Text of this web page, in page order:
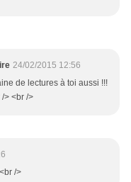
24/02/2015 12:56
de lectures à toi aussi !!!
/> <br />
/>